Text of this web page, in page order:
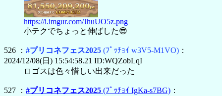
https://i.imgur.com/JhuUO5z.png
小テクでちょっと伸ばした😎
526 ： #プリコネフェス2025 (ﾌﾟｯﾁｮｲ w3V5-M1VO) ：
2024/12/08(日) 15:54:58.21 ID:WQZobLqI
ロゴスは色々惜しい出来だった
527 ： #プリコネフェス2025 (ﾌﾟｯﾁｮｲ IgKa-s7BG) ：